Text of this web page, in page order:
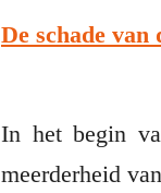
De schade van
In het begin
meerderheid